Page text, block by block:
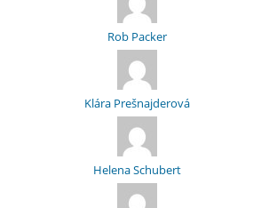
Rob Packer
Klára Prešnajderová
Helena Schubert